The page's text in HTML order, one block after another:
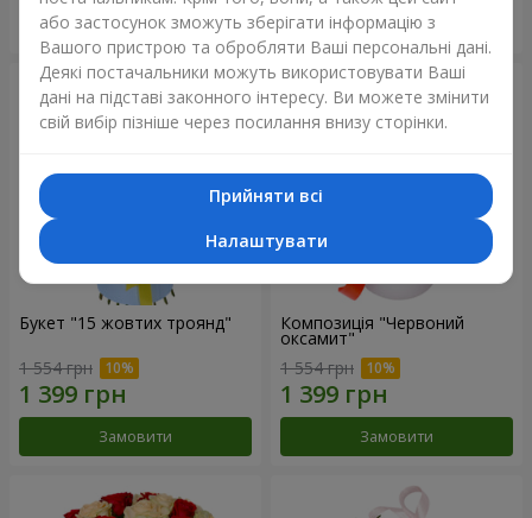
Замовити Замовити
Букет "15 жовтих троянд"
1 554 грн
Замовити
Композиція "Червоний
оксамит"
1 554 грн
Замовити
або застосунок зможуть зберігати інформацію з
Вашого пристрою та обробляти Ваші персональні дані.
Деякі постачальники можуть використовувати Ваші
дані на підставі законного інтересу. Ви можете змінити
свій вибір пізніше через посилання внизу сторінки.
Прийняти всі
Налаштувати